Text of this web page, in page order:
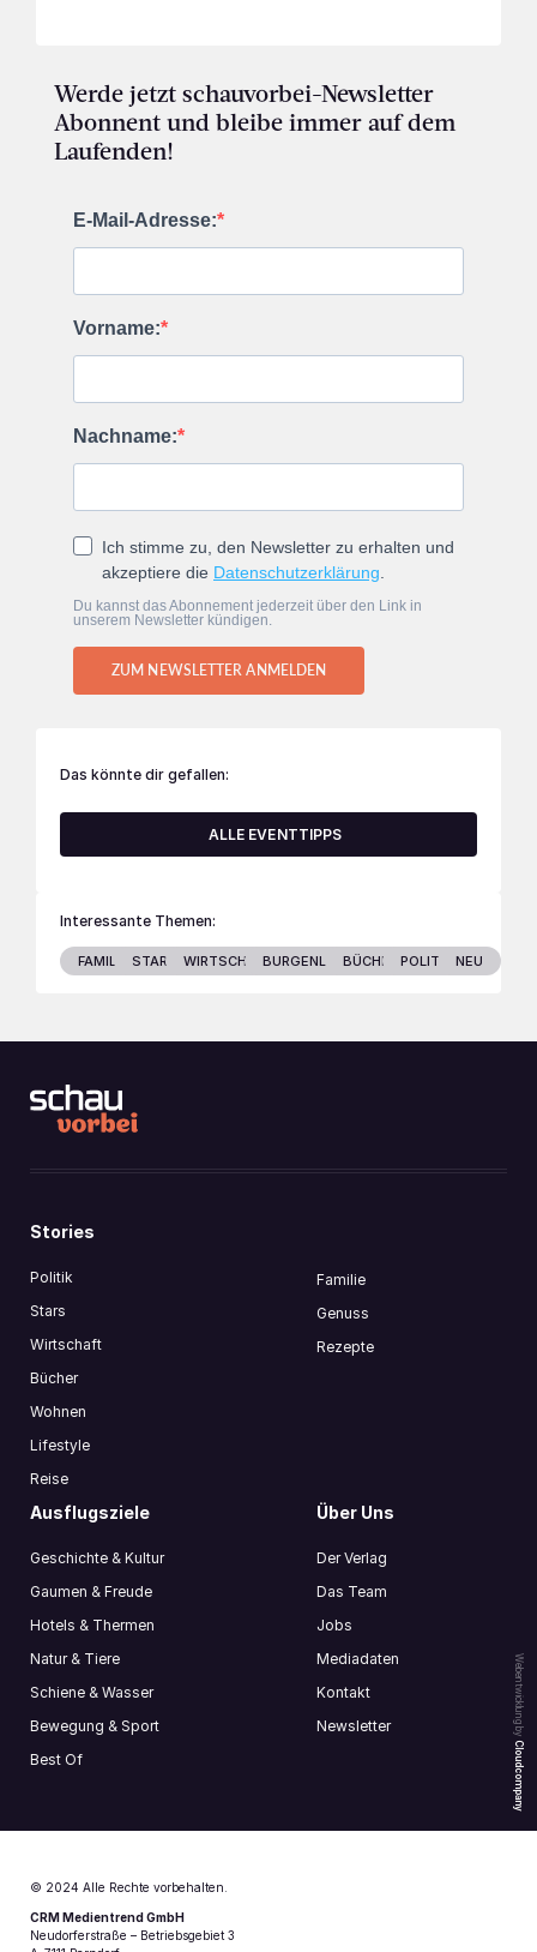
Werde jetzt schauvorbei-Newsletter
Abonnent und bleibe immer auf dem
Laufenden!
E-Mail-Adresse:
Vorname:
Nachname:
Ich stimme zu, den Newsletter zu erhalten und
akzeptiere die Datenschutzerklärung
Du kannst das Abonnement jederzeit über den Link in
unserem Newsletter kündigen.
ZUM NEWSLETTER ANMELDEN
Das könnte dir gefallen:
ALLE EVENTTIPPS
Interessante Themen:
FAMILIE STARS WIRTSCHAFTBURGENLANDBÜCHER POLITIK NEU
Webentwicklung by
Cloudcompany
Stories
Politik
Stars
Wirtschaft
Bücher
Wohnen
Lifestyle
Reise
Familie
Genuss
Rezepte
Ausflugsziele
Geschichte & Kultur
Gaumen & Freude
Hotels & Thermen
Natur & Tiere
Schiene & Wasser
Bewegung & Sport
Best Of
Über Uns
Der Verlag
Das Team
Jobs
Mediadaten
Kontakt
Newsletter
© 2024 Alle Rechte vorbehalten.
CRM Medientrend GmbH
Neudorferstraße – Betriebsgebiet 3